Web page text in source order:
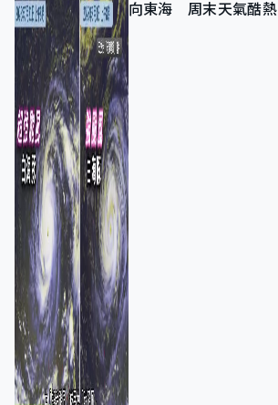
向東海 周末天氣酷熱